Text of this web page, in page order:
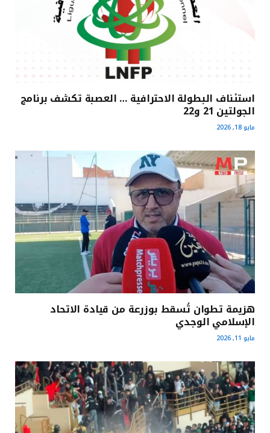
استئناف البطولة الاحترافية … العصبة تكشف برنامج
الجولتين 21 و22
مايو 18, 2026
هزيمة تطوان تُسقط بوزرعة من قيادة الاتحاد
الإسلامي الوجدي
مايو 11, 2026